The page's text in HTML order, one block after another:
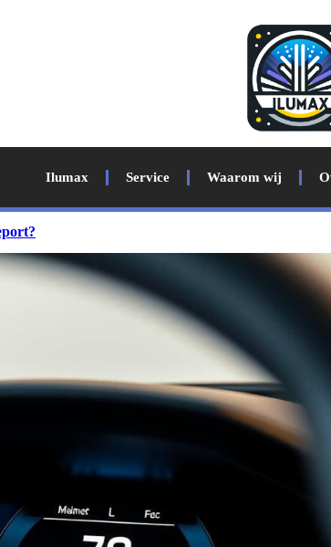
Ilumax Service Waarom wij